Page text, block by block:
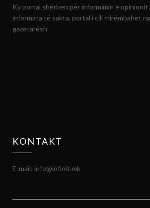
Ky portal shërben për informimin e opinionit
informata të sakta, portal i cili mirëmbahet
gazetarësh
KONTAKT
E-mail: info@infinit.mk